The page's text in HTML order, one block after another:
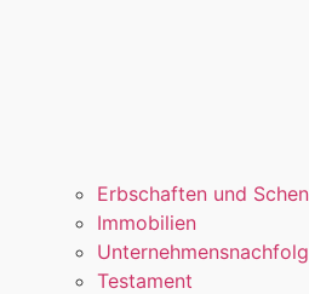
Erbschaften und
Immobilien
Testament